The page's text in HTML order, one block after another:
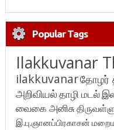
Popular Tags
Ilakkuvanar
ilakkuvanarதோழர்
அறிவியல்தாழி மடல்
வைகை அனிசு
இ.பு.ஞானப்பிரகாசன்